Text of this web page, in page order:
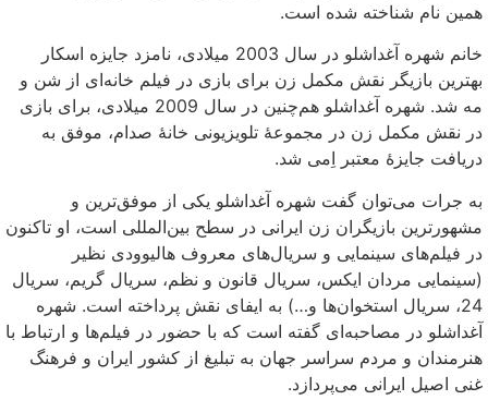
همین نام شناخته شده است.
خانم شهره آغداشلو در سال 2003 میلادی، نامزد جایزه اسکار
بهترین بازیگر نقش مکمل زن برای بازی در فیلم خانه‌ای از شن و
مه شد. شهره آغداشلو هم‌چنین در سال 2009 میلادی، برای بازی
در نقش مکمل زن در مجموعهٔ تلویزیونی خانهٔ صدام، موفق به
دریافت جایزهٔ معتبر اِمی شد.
به جرات می‌توان گفت شهره آغداشلو یکی از موفق‌ترین و
مشهورترین بازیگران زن ایرانی در سطح بین‌المللی است، او تاکنون
در فیلم‌های سینمایی و سریال‌های معروف هالیوودی نظیر
(سینمایی مردان ایکس، سریال قانون و نظم، سریال گریم، سریال
24، سریال استخوان‌ها و…) به ایفای نقش پرداخته است. شهره
آغداشلو در مصاحبه‌ای گفته است که با حضور در فیلم‌ها و ارتباط با
هنرمندان و مردم سراسر جهان به تبلیغ از کشور ایران و فرهنگ
غنی اصیل ایرانی می‌پردازد.